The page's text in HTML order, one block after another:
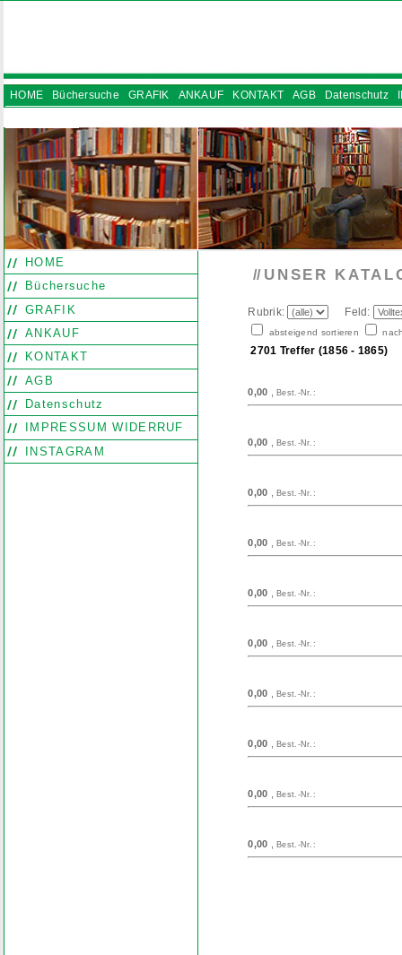
HOME Büchersuche GRAFIK ANKAUF KONTAKT AGB Datenschutz
HOME
Büchersuche
GRAFIK
ANKAUF
KONTAKT
AGB
Datenschutz
IMPRESSUM WIDERRUF
INSTAGRAM
// UNSER
Rubrik: Feld:
absteigend sortieren
2701 Treffer (1856 - 1865)
0,00 ,Best.-Nr.:
0,00 ,Best.-Nr.:
0,00 ,Best.-Nr.:
0,00 ,Best.-Nr.:
0,00 ,Best.-Nr.:
0,00 ,Best.-Nr.:
0,00 ,Best.-Nr.:
0,00 ,Best.-Nr.:
0,00 ,Best.-Nr.:
0,00 ,Best.-Nr.: